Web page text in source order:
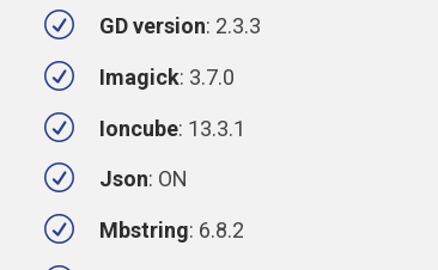
R GD version: 2.3.3
R Imagick: 3.7.0
R Ioncube: 13.3.1
R Json: ON
R Mbstring: 6.8.2